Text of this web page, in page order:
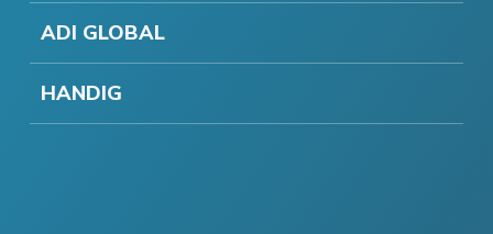
ADI GLOBAL
HANDIG